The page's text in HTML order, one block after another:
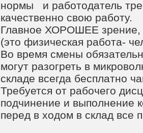
нормы и работодатель
качественно свою работу.
Главное ХОРОШЕЕ зрение,
(это физическая работа-
Во время смены
могут разогреть в
складе всегда бесплатно
Требуется от рабочего
подчинение и выполнение
перед в ходом в склад все